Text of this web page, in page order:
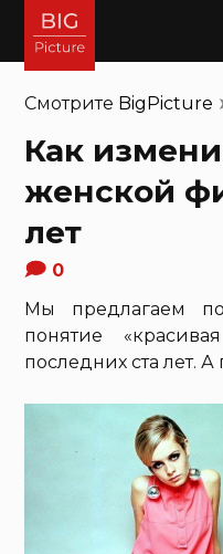
Смотрите BigPicture
Как
женской
лет
0
Мы предлагаем
понятие
последних ста лет. А